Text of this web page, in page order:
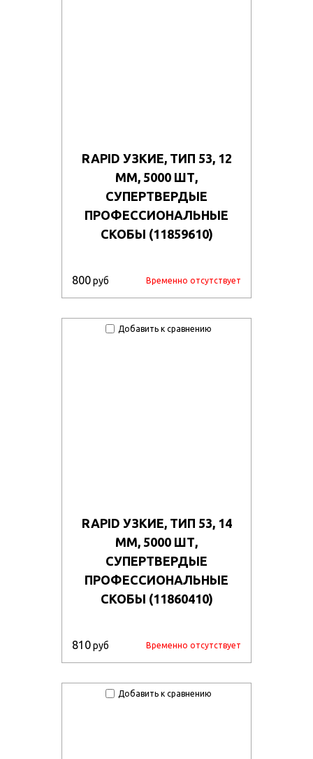
RAPID УЗКИЕ, ТИП 53, 12
ММ, 5000 ШТ,
СУПЕРТВЕРДЫЕ
ПРОФЕССИОНАЛЬНЫЕ
СКОБЫ (11859610)
800руб Временно отсутствует
Добавить к сравнению
RAPID УЗКИЕ, ТИП 53, 14
ММ, 5000 ШТ,
СУПЕРТВЕРДЫЕ
ПРОФЕССИОНАЛЬНЫЕ
СКОБЫ (11860410)
810руб Временно отсутствует
Добавить к сравнению